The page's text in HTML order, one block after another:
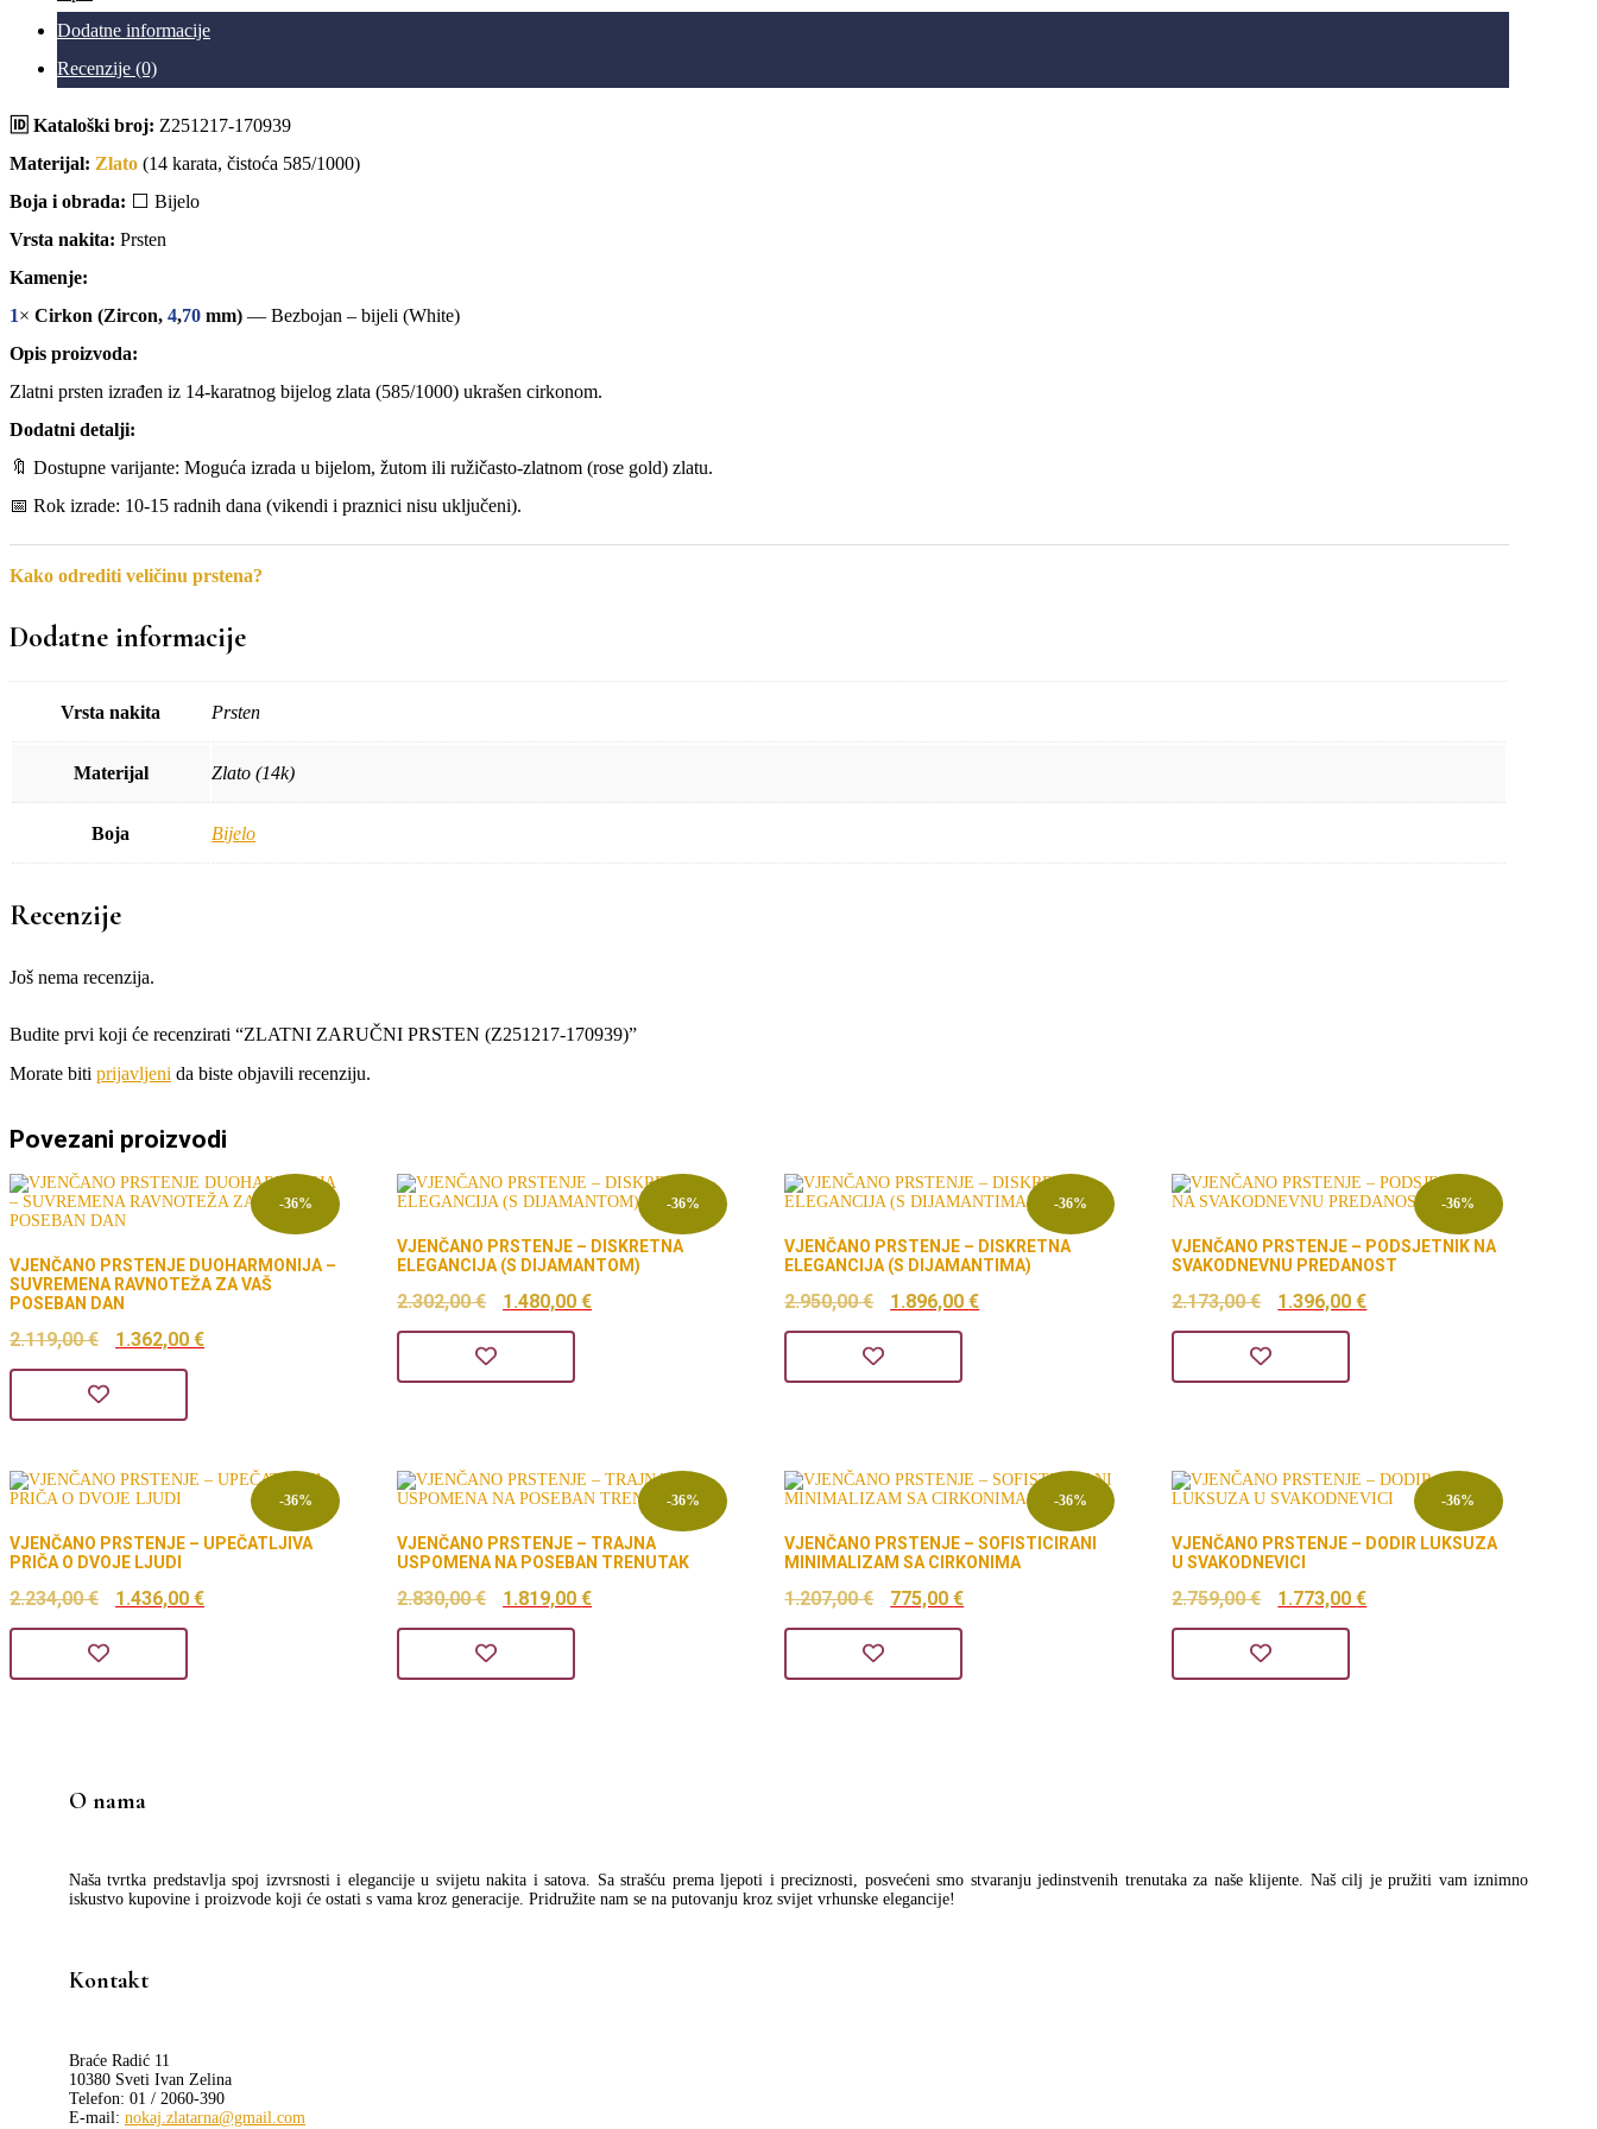
Dodatne informacije
Recenzije (0)
🆔 Kataloški broj: Z251217-170939
Materijal: Zlato (14 karata, čistoća 585/1000)
Boja i obrada: ⬜ Bijelo
Vrsta nakita: Prsten
Kamenje:
1× Cirkon (Zircon, 4,70 mm) — Bezbojan – bijeli (White)
Opis proizvoda:
Zlatni prsten izrađen iz 14-karatnog bijelog zlata (585/1000) ukrašen cirkonom.
Dodatni detalji:
🔖 Dostupne varijante: Moguća izrada u bijelom, žutom ili ružičasto-zlatnom (rose gold) zlatu.
📅 Rok izrade: 10-15 radnih dana (vikendi i praznici nisu uključeni).
Kako odrediti veličinu prstena?
Dodatne informacije
Vrsta nakita Prsten
Materijal Zlato (14k)
Boja Bijelo
Recenzije
Još nema recenzija.
Budite prvi koji će recenzirati “ZLATNI ZARUČNI PRSTEN (Z251217-170939)”
Morate biti prijavljeni da biste objavili recenziju.
Povezani proizvodi
-36%
VJENČANO PRSTENJE DUOHARMONIJA –
SUVREMENA RAVNOTEŽA ZA VAŠ
POSEBAN DAN
2.119,00€
Izvorna
cijena
bila
2.119,00 €.
1.362,00 €
-36%
VJENČANO PRSTENJE – DISKRETNA
ELEGANCIJA (S DIJAMANTOM)
2.302,00€
Izvorna
cijena
bila
1.480,00€
-36%
VJENČANO PRSTENJE – DISKRETNA
ELEGANCIJA (S DIJAMANTIMA)
2.950,00€
Izvorna
cijena
bila
1.896,00€
-36%
VJENČANO PRSTENJE – PODSJETNIK NA
SVAKODNEVNU PREDANOST
2.173,00€
Izvorna
cijena
bila
1.396,00€
-36%
VJENČANO PRSTENJE – UPEČATLJIVA
PRIČA O DVOJE LJUDI
2.234,00€
Izvorna
cijena
bila
1.436,00 €
-36%
VJENČANO PRSTENJE – TRAJNA
USPOMENA NA POSEBAN TRENUTAK
2.830,00€
Izvorna
cijena
bila
1.819,00€
-36%
VJENČANO PRSTENJE – SOFISTICIRANI
MINIMALIZAM SA CIRKONIMA
1.207,00€
Izvorna
cijena
bila
775,00€
-36%
VJENČANO PRSTENJE – DODIR LUKSUZA
U SVAKODNEVICI
2.759,00€
Izvorna
cijena
bila
1.773,00€
O nama
Naša tvrtka predstavlja spoj izvrsnosti i elegancije u svijetu nakita i satova. Sa strašću prema ljepoti i preciznosti, posvećeni smo stvaranju jedinstvenih trenutaka za naše klijente. Naš cilj je pružiti vam iznimno
iskustvo kupovine i proizvode koji će ostati s vama kroz generacije. Pridružite nam se na putovanju kroz svijet vrhunske elegancije!
Kontakt
Braće Radić 11
10380 Sveti Ivan Zelina
Telefon: 01 / 2060-390
E-mail: nokaj.zlatarna@gmail.com